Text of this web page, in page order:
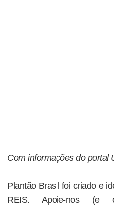
Com informações do portal
Plantão Brasil foi criado e
REIS. Apoie-nos (e